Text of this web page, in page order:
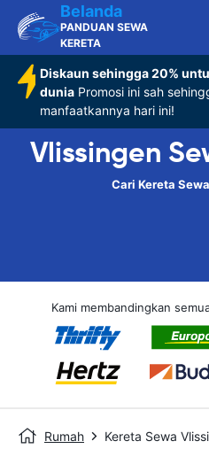
Belanda
PANDUAN SEWA
KERETA
Diskaun sehingga 20%
dunia Promosi ini sah
manfaatkannya hari ini!
Vlissingen
Cari Kereta
Kami membandingkan
Rumah Kereta Sewa